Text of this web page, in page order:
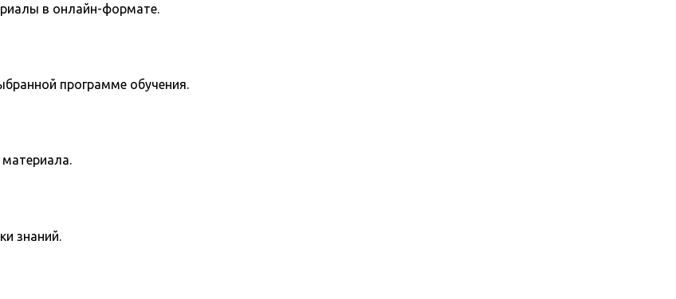
в онлайн-формате.
программе обучения.
знаний.